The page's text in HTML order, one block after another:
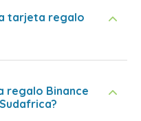
tarjeta regalo
regalo Binance